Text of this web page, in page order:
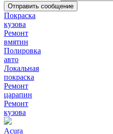
Покраска
кузова
Ремонт
вмятин
Полировка
авто
Локальная
покраска
Ремонт
царапин
Ремонт
кузова
Acura